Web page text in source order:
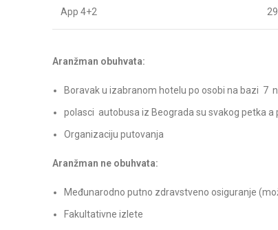
App 4+2
Aranžman obuhvata:
Boravak u izabranom hotelu po osobi na bazi 7
polasci autobusa iz Beograda su svakog petka
Organizaciju putovanja
Aranžman ne obuhvata:
Međunarodno putno zdravstveno osiguranje
Fakultativne izlete